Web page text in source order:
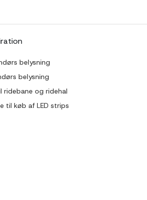
belysning
belysning
ridebane og ridehal
til køb af LED strips